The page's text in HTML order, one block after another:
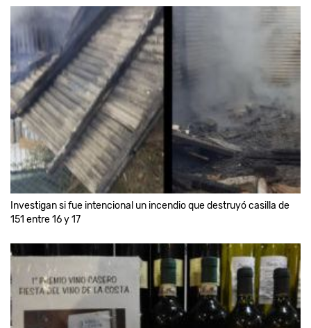
Investigan si fue intencional un incendio que destruyó casilla de
151 entre 16 y 17